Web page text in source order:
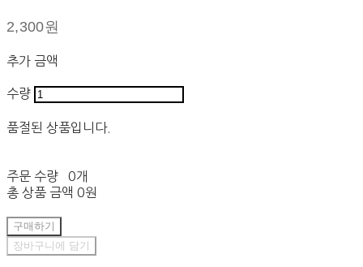
2,300원
추가 금액
수량
품절된 상품입니다.
주문 수량
0개
총 상품 금액 0원
구매하기
장바구니에 담기